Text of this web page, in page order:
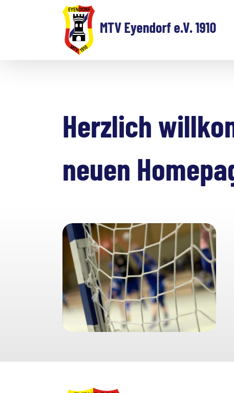
Herzlich
neuen